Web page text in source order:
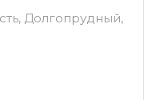
Долгопрудный,